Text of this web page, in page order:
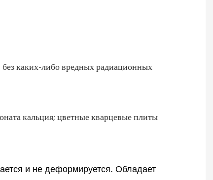
каких-либо вредных радиационных
кальция; цветные кварцевые плиты
и не деформируется. Обладает